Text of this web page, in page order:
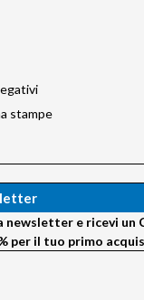
stampe
e ricevi un
per il tuo primo